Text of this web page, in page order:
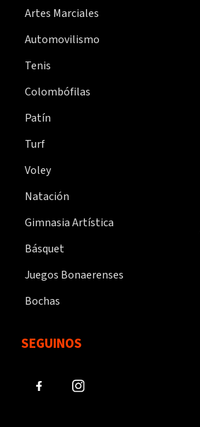
Artes Marciales
Automovilismo
Tenis
Colombófilas
Patín
Turf
Voley
Natación
Gimnasia Artística
Básquet
Juegos Bonaerenses
Bochas
SEGUINOS